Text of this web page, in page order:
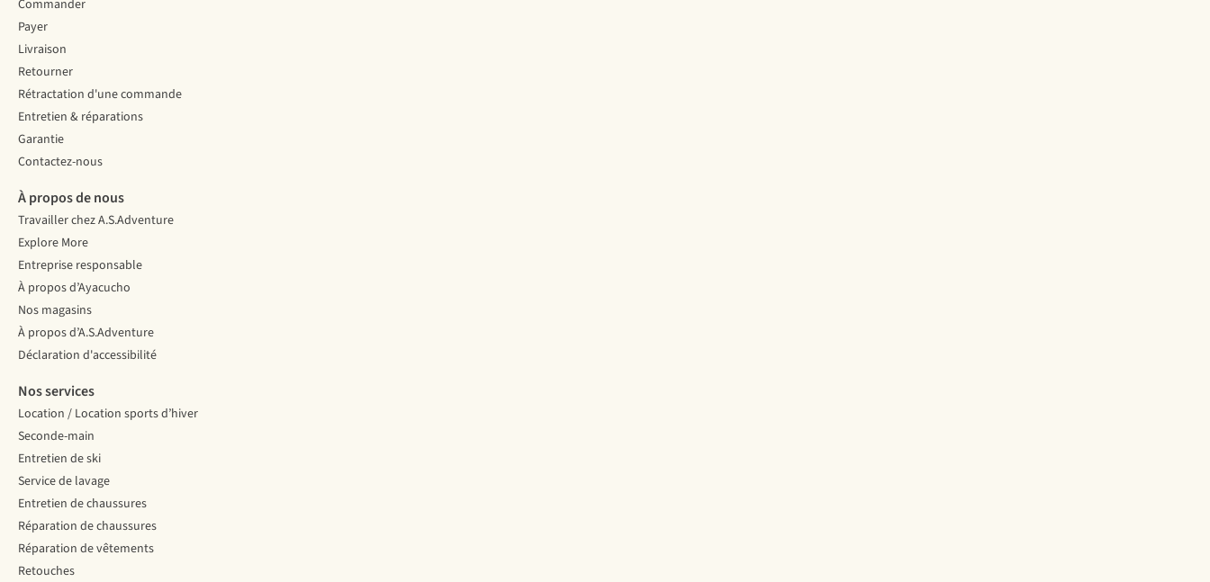
Commander
Payer
Livraison
Retourner
Rétractation d'une commande
Entretien & réparations
Garantie
Contactez-nous
À propos de nous
Travailler chez A.S.Adventure
Explore More
Entreprise responsable
À propos d’Ayacucho
Nos magasins
À propos d’A.S.Adventure
Déclaration d'accessibilité
Nos services
Location / Location sports d’hiver
Seconde-main
Entretien de ski
Service de lavage
Entretien de chaussures
Réparation de chaussures
Réparation de vêtements
Retouches